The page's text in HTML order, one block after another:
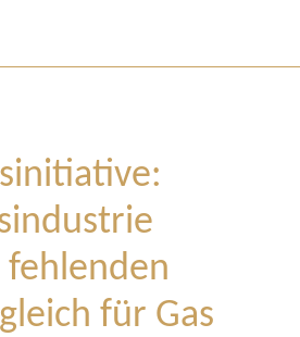
für Gas